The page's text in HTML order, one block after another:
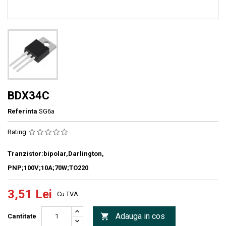
BDX34C
Referinta SG6a
Rating
Tranzistor:bipolar,Darlington,
PNP;100V;10A;70W;TO220
3,51 Lei Cu TVA
Cantitate  Adauga in cos